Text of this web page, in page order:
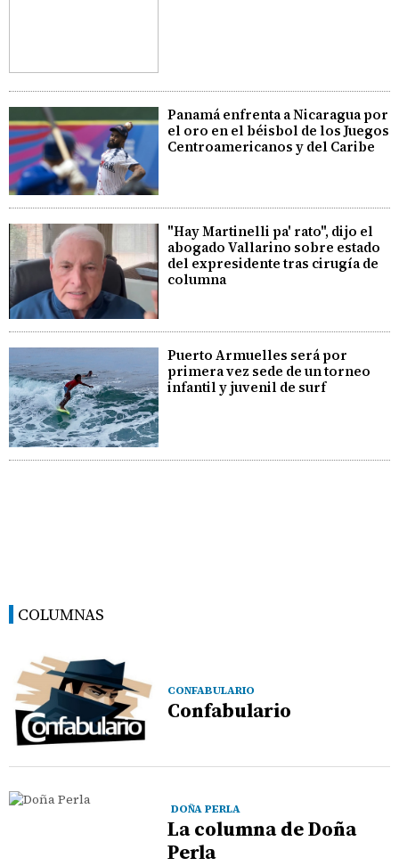
Panamá enfrenta a Nicaragua por
el oro en el béisbol de los Juegos
Centroamericanos y del Caribe
"Hay Martinelli pa' rato", dijo el
abogado Vallarino sobre estado
del expresidente tras cirugía de
columna
Puerto Armuelles será por
primera vez sede de un torneo
infantil y juvenil de surf
COLUMNAS
CONFABULARIO
Confabulario
DOÑA PERLA
La columna de Doña
Perla